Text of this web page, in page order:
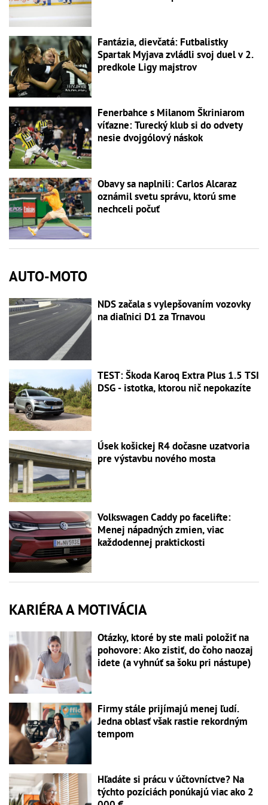
Fantázia, dievčatá: Futbalistky
Spartak Myjava zvládli svoj duel v 2.
predkole Ligy majstrov
Fenerbahce s Milanom Škriniarom
víťazne: Turecký klub si do odvety
nesie dvojgólový náskok
Obavy sa naplnili: Carlos Alcaraz
oznámil svetu správu, ktorú sme
nechceli počuť
AUTO-MOTO
NDS začala s vylepšovaním vozovky
na diaľnici D1 za Trnavou
TEST: Škoda Karoq Extra Plus 1.5 TSI
DSG - istotka, ktorou nič nepokazíte
Úsek košickej R4 dočasne uzatvoria
pre výstavbu nového mosta
Volkswagen Caddy po facelifte:
Menej nápadných zmien, viac
každodennej praktickosti
KARIÉRA A MOTIVÁCIA
Otázky, ktoré by ste mali položiť na
pohovore: Ako zistiť, do čoho naozaj
idete (a vyhnúť sa šoku pri nástupe)
Firmy stále prijímajú menej ľudí.
Jedna oblasť však rastie rekordným
tempom
Hľadáte si prácu v účtovníctve? Na
týchto pozíciách ponúkajú viac ako 2